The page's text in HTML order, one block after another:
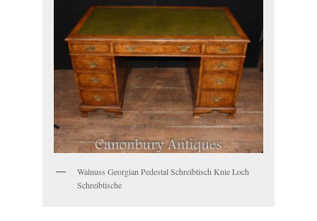
Walnuss Georgian Pedestal Schreibtisch Knie Loch
Schreibtische